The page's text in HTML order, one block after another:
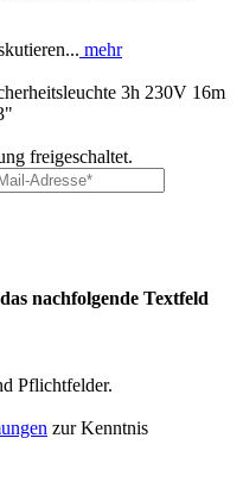
mehr
3h 230V 16m
freigeschaltet.
nachfolgende Textfeld
Pflichtfelder.
zur Kenntnis